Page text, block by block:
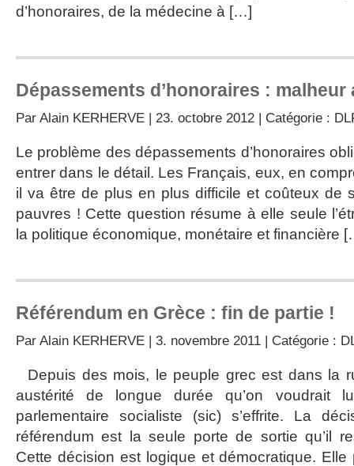
d’honoraires, de la médecine à […]
Dépassements d’honoraires :
Par Alain KERHERVE | 23. octobre 2012 | Catégorie :
Le problème des dépassements d’honoraires
entrer dans le détail. Les Français, eux, en
il va être de plus en plus difficile et coûteux de
pauvres ! Cette question résume à elle seule
la politique économique, monétaire et financière
Référendum en Grèce : fin de partie !
Par Alain KERHERVE | 3. novembre 2011 | Catégorie :
Depuis des mois, le peuple grec est dans la
austérité de longue durée qu’on voudrait
parlementaire socialiste (sic) s’effrite. La
référendum est la seule porte de sortie qu’il
Cette décision est logique et démocratique. Elle